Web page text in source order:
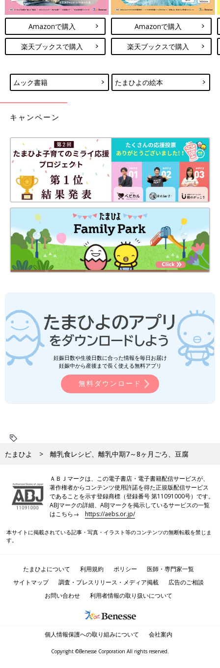
Amazonで購入
楽天ブックスで購入
Amazonで購入
楽天ブックスで購入
ムック書籍 たまひよの絵本
キャンペーン
妊娠日数や生後日数に合った情報を毎日お届け
妊娠中から産後まで長く使える無料アプリ
無料ダウンロード
たまひよ 離乳食レシピ、離乳中期7～8ヶ月ごろ、豆腐
ＡＢＪマークは、この電子書店・電子書籍配信サービスが、
著作権者からコンテンツ使用許諾を得た正規版配信サービス
であることを示す登録商標（登録番号 第11091000号）です。
ABJマークの詳細、ABJマークを掲示しているサービスの一覧
はこちら→https://aebs.or.jp/
本サイトに掲載されている記事・写真・イラスト等のコンテンツの無断転載を禁じま
す。
たまひよについて 利用規約 ポリシー
医師・専門家一覧
サイトマップ
調査・プレスリリース・メディア掲載
広告のご相談
お問い合わせ
利用者情報の取り扱いについて
個人情報保護への取り組みについて 会社案内
Copyright ©Benesse Corporation All rights reserved.